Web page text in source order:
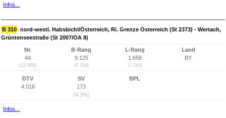
Infos...
B 310 nord-westl. Habsbichl/Österreich, Ri. Grenze Österreich (St 2373) - Wertach,
Grüntenseestraße (St 2007/OA 8)
Nr.
44
(12.458)
B-Rang
9.125
(6.724)
L-Rang
1.658
(1.245)
Land
BY
DTV
4.016
SV
173
(4,3%)
BPL
Infos...